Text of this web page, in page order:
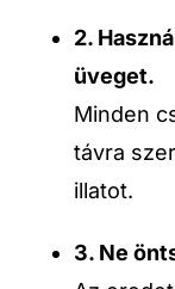
2.
üveget.
Minden
távra
illatot.
3. Ne